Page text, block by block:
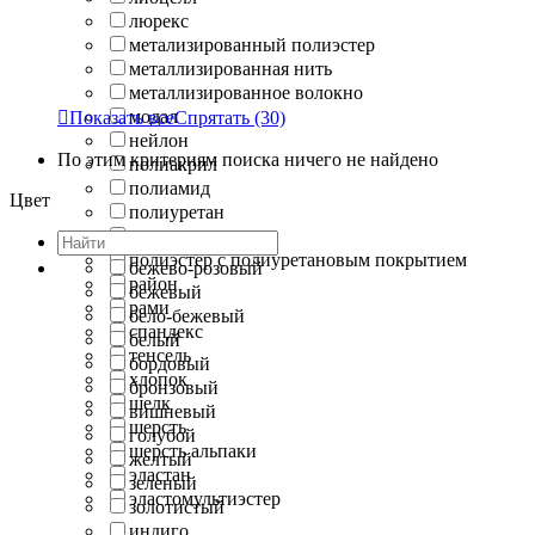
люрекс
метализированный полиэстер
металлизированная нить
металлизированное волокно
модал
нейлон
полиакрил
полиамид
полиуретан
полиэстер
полиэстер с полиуретановым покрытием
район
рами
спандекс
тенсель
хлопок
шелк
шерсть
шерсть альпаки
эластан
эластомультиэстер
Показать всеСпрятать (30)
По этим критериям поиска ничего не найдено
Цвет
бежево-розовый
бежевый
бело-бежевый
белый
бордовый
бронзовый
вишневый
голубой
желтый
зеленый
золотистый
индиго